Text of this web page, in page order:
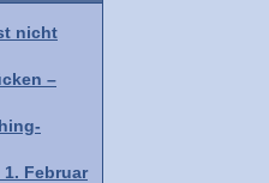
nicht
–
Februar